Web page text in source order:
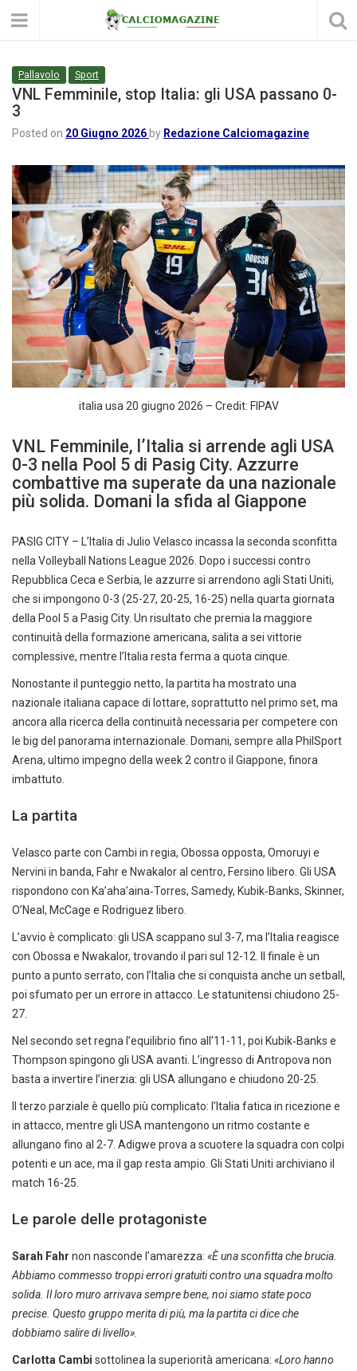
Pallavolo Sport
VNL Femminile, stop Italia: gli USA passano 0-
3
Posted on 20 Giugno 2026 by Redazione Calciomagazine
italia usa 20 giugno 2026 – Credit: FIPAV
VNL Femminile, l’Italia si arrende agli USA
0-3 nella Pool 5 di Pasig City. Azzurre
combattive ma superate da una nazionale
più solida. Domani la sfida al Giappone
PASIG CITY – L’Italia di Julio Velasco incassa la seconda sconfitta
nella Volleyball Nations League 2026. Dopo i successi contro
Repubblica Ceca e Serbia, le azzurre si arrendono agli Stati Uniti,
che si impongono 0-3 (25-27, 20-25, 16-25) nella quarta giornata
della Pool 5 a Pasig City. Un risultato che premia la maggiore
continuità della formazione americana, salita a sei vittorie
complessive, mentre l’Italia resta ferma a quota cinque.
Nonostante il punteggio netto, la partita ha mostrato una
nazionale italiana capace di lottare, soprattutto nel primo set, ma
ancora alla ricerca della continuità necessaria per competere con
le big del panorama internazionale. Domani, sempre alla PhilSport
Arena, ultimo impegno della week 2 contro il Giappone, finora
imbattuto.
La partita
Velasco parte con Cambi in regia, Obossa opposta, Omoruyi e
Nervini in banda, Fahr e Nwakalor al centro, Fersino libero. Gli USA
rispondono con Ka’aha’aina‑Torres, Samedy, Kubik‑Banks, Skinner,
O’Neal, McCage e Rodriguez libero.
L’avvio è complicato: gli USA scappano sul 3-7, ma l’Italia reagisce
con Obossa e Nwakalor, trovando il pari sul 12-12. Il finale è un
punto a punto serrato, con l’Italia che si conquista anche un setball,
poi sfumato per un errore in attacco. Le statunitensi chiudono 25-
27.
Nel secondo set regna l’equilibrio fino all’11-11, poi Kubik‑Banks e
Thompson spingono gli USA avanti. L’ingresso di Antropova non
basta a invertire l’inerzia: gli USA allungano e chiudono 20-25.
Il terzo parziale è quello più complicato: l’Italia fatica in ricezione e
in attacco, mentre gli USA mantengono un ritmo costante e
allungano fino al 2-7. Adigwe prova a scuotere la squadra con colpi
potenti e un ace, ma il gap resta ampio. Gli Stati Uniti archiviano il
match 16-25.
Le parole delle protagoniste
Sarah Fahr non nasconde l’amarezza: «È una sconfitta che brucia.
Abbiamo commesso troppi errori gratuiti contro una squadra molto
solida. Il loro muro arrivava sempre bene, noi siamo state poco
precise. Questo gruppo merita di più, ma la partita ci dice che
dobbiamo salire di livello».
Carlotta Cambi sottolinea la superiorità americana: «Loro hanno